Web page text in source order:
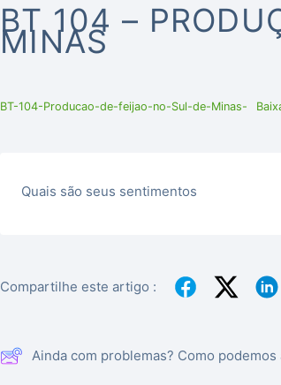
BT 104 –
MINAS
BT-104-Producao-de-feijao-no-Sul-de-Minas-
Quais são seus sentimentos
Compartilhe este artigo :
Ainda com problemas? Como podemos